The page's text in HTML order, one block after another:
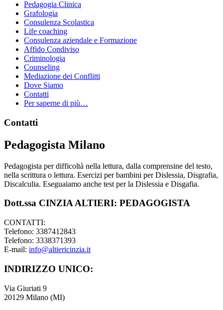
Pedagogia Clinica
Grafologia
Consulenza Scolastica
Life coaching
Consulenza aziendale e Formazione
Affido Condiviso
Criminologia
Counseling
Mediazione dei Conflitti
Dove Siamo
Contatti
Per saperne di più…
Footer
Contatti
Pedagogista Milano
Pedagogista per difficoltà nella lettura, dalla comprensine del testo,
nella scrittura o lettura. Esercizi per bambini per Dislessia, Disgrafia,
Discalculia. Eseguaiamo anche test per la Dislessia e Disgafia.
Dott.ssa CINZIA ALTIERI: PEDAGOGISTA
CONTATTI:
Telefono: 3387412843
Telefono: 3338371393
E-mail: info@altiericinzia.it
INDIRIZZO UNICO:
Via Giuriati 9
20129 Milano (MI)